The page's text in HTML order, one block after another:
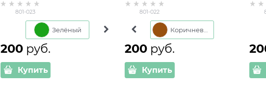
металлический (1шт) для
801-023
Зелёный
200 руб.
Купить
металлический (1шт) для
801-022
Зелёный
200 руб.
Купить